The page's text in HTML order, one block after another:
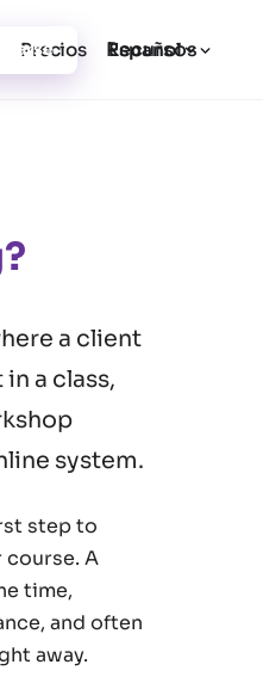
Precios Recursos
Español
a client
a class,
system.
step to
course. A
time,
and often
away.